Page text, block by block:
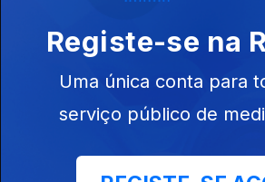
19h IGAS arquiva caso da
o bebé em 2025
Registe-se na
Uma única conta para
serviço público de